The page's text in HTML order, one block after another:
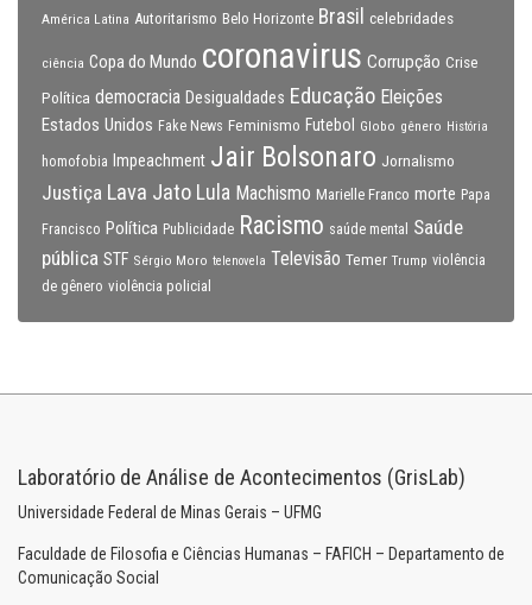
América Latina Autoritarismo Belo Horizonte Brasil celebridades
ciência Copa do Mundo coronavirus Corrupção Crise
Política democracia Desigualdades Educação Eleições
Estados Unidos Fake News Feminismo Futebol Globo gênero História
homofobia Impeachment Jair Bolsonaro Jornalismo
Justiça Lava Jato Lula Machismo Marielle Franco morte Papa
Francisco Política Publicidade Racismo saúde mental
Saúde
pública STF Sérgio Moro telenovela Televisão Temer Trump violência
de gênero violência policial
Laboratório de Análise de Acontecimentos (GrisLab)
Universidade Federal de Minas Gerais – UFMG
Faculdade de Filosofia e Ciências Humanas – FAFICH – Departamento de
Comunicação Social